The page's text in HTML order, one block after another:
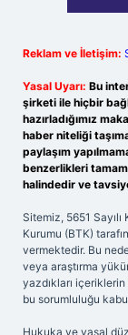
Reklam ve İletişim:
Yasal Uyarı: Bu
şirketi ile hiçbir
hazırladığımız
haber niteliği
paylaşım
benzerlikleri
halindedir ve
Sitemiz, 5651
Kurumu (BTK)
vermektedir. Bu
veya araştırma
yazdıkları
bu sorumluluğu
Hukuka ve yasal